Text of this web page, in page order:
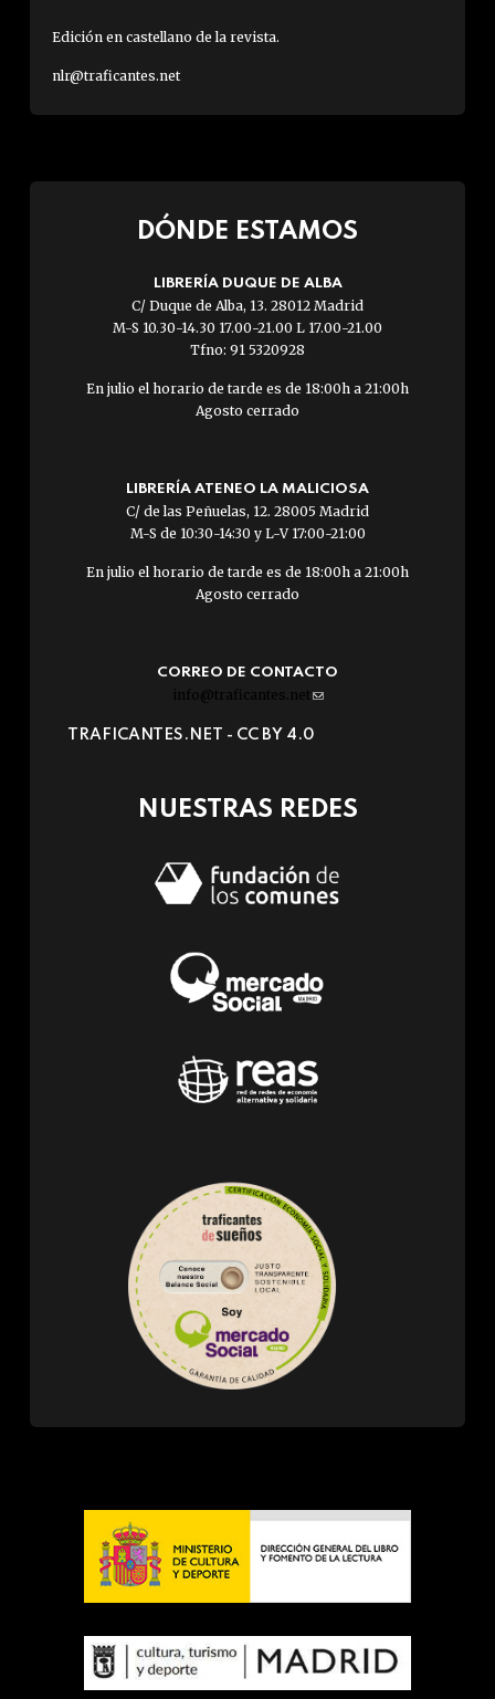
Edición en castellano de la revista.
nlr@traficantes.net
DÓNDE ESTAMOS
LIBRERÍA DUQUE DE ALBA
C/ Duque de Alba, 13. 28012 Madrid
M-S 10.30-14.30 17.00-21.00 L 17.00-21.00
Tfno: 91 5320928
En julio el horario de tarde es de 18:00h a 21:00h
Agosto cerrado
LIBRERÍA ATENEO LA MALICIOSA
C/ de las Peñuelas, 12. 28005 Madrid
M-S de 10:30-14:30 y L-V 17:00-21:00
En julio el horario de tarde es de 18:00h a 21:00h
Agosto cerrado
CORREO DE CONTACTO
info@traficantes.net (link
e-
TRAFICANTES.NET - CC BY 4.0
NUESTRAS REDES